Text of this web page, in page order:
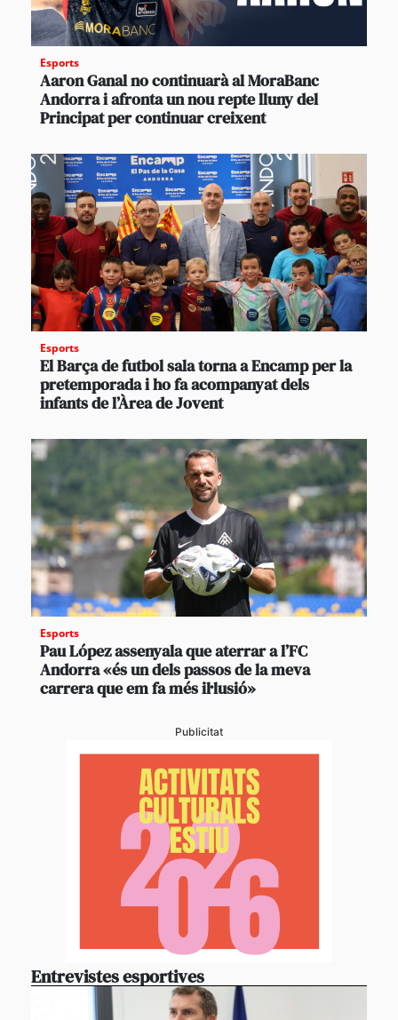
Esports
Aaron Ganal no continuarà al MoraBanc
Andorra i afronta un nou repte lluny del
Principat per continuar creixent
Esports
El Barça de futbol sala torna a Encamp per la
pretemporada i ho fa acompanyat dels
infants de l’Àrea de Jovent
Esports
Pau López assenyala que aterrar a l’FC
Andorra «és un dels passos de la meva
carrera que em fa més il·lusió»
Publicitat
Entrevistes esportives